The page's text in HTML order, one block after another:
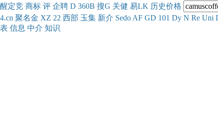
醒定竞 商标 评 企聘 D 360B 搜G 关健 易LK 历史价格
4.cn 聚名金 XZ 22 西部 玉集 新介 Sedo AF GD 101 Dy N Re Uni
表 信息 中介 知识